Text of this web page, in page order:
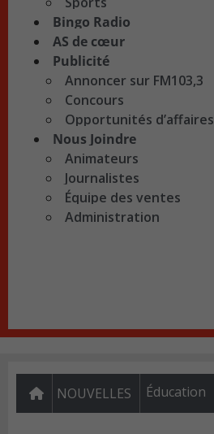
Bingo Radio
AS de cœur
Publicité
Annoncer sur FM103,3
Concours
Opportunités d’affaires
Nous Joindre
Animateurs
Journalistes
Équipe des ventes
Administration
NOUVELLES Éducation